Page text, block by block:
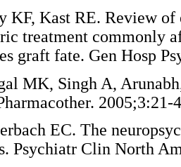
KF, Kast RE. Review
treatment commonly
graft fate. Gen
MK, Singh A,
EC. The
Psychiatr Clin